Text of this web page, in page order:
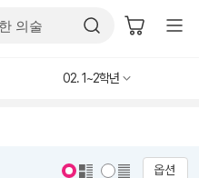
02. 1~2학년
옵션